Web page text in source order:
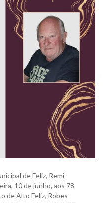
de Feliz, Remi
10 de junho, aos 78
de Alto Feliz, Robes